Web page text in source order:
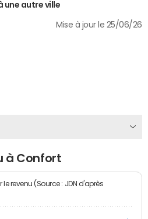
une autre ville
Mise à jour le 25/06/26
à Confort
revenu (Source : JDN d'après